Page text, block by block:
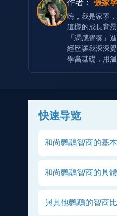
作者： 張家
嗨，我是家寧
這樣的成長背
「憑感覺養」
經歷讓我深深
學當基礎，用
快速导览
和尚鸚鵡智商的基
和尚鸚鵡智商的具
與其他鸚鵡的智商